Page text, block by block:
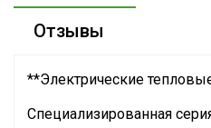
Отзывы
**Электрические
Специализированная